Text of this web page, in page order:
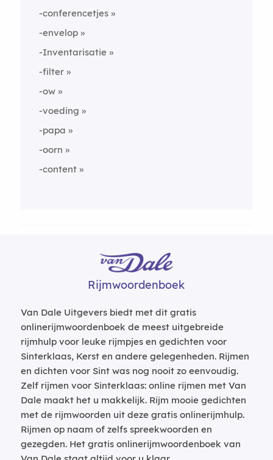
-conferencetjes
-envelop
-Inventarisatie
-filter
-ow
-voeding
-papa
-oorn
-content
Rijmwoordenboek
Van Dale Uitgevers biedt met dit gratis
onlinerijmwoordenboek de meest uitgebreide
rijmhulp voor leuke rijmpjes en gedichten voor
Sinterklaas, Kerst en andere gelegenheden. Rijmen
en dichten voor Sint was nog nooit zo eenvoudig.
Zelf rijmen voor Sinterklaas: online rijmen met Van
Dale maakt het u makkelijk. Rijm mooie gedichten
met de rijmwoorden uit deze gratis onlinerijmhulp.
Rijmen op naam of zelfs spreekwoorden en
gezegden. Het gratis onlinerijmwoordenboek van